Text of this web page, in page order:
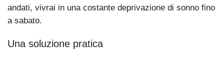
andati, vivrai in una costante deprivazione di sonno fino
a sabato.
Una soluzione pratica